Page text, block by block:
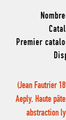
Premier
(Jean Fautrier
Aeply, Haute
abstraction